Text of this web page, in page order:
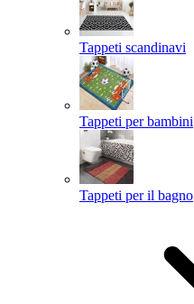
Tappeti scandinavi
Tappeti per bambini
Tappeti per il bagno